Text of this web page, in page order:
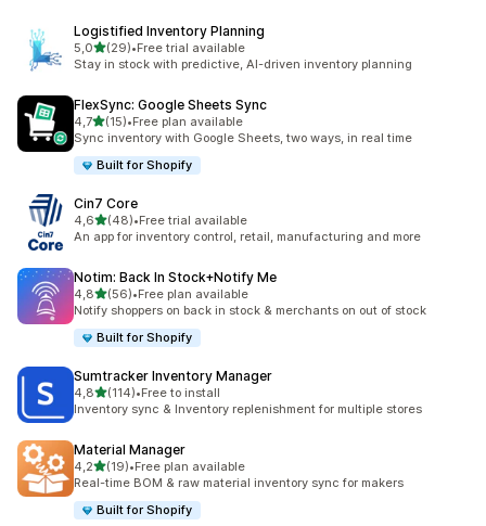
Logistified Inventory Planning
5,0stelle su 5
(29)
29 recensioni totali
•Free trial available
Stay in stock with predictive, AI-driven inventory planning
FlexSync: Google Sheets Sync
4,7stelle su 5
(15)
15 recensioni totali
•Free plan available
Sync inventory with Google Sheets, two ways, in real time
Built for Shopify
Cin7 Core
4,6stelle su 5
(48)
48 recensioni totali
•Free trial available
An app for inventory control, retail, manufacturing and more
Notim: Back In Stock+Notify Me
4,8stelle su 5
(56)
56 recensioni totali
•Free plan available
Notify shoppers on back in stock & merchants on out of stock
Built for Shopify
Sumtracker Inventory Manager
4,8stelle su 5
(114)
114 recensioni totali
•Free to install
Inventory sync & Inventory replenishment for multiple stores
Material Manager
4,2stelle su 5
(19)
19 recensioni totali
•Free plan available
Real-time BOM & raw material inventory sync for makers
Built for Shopify